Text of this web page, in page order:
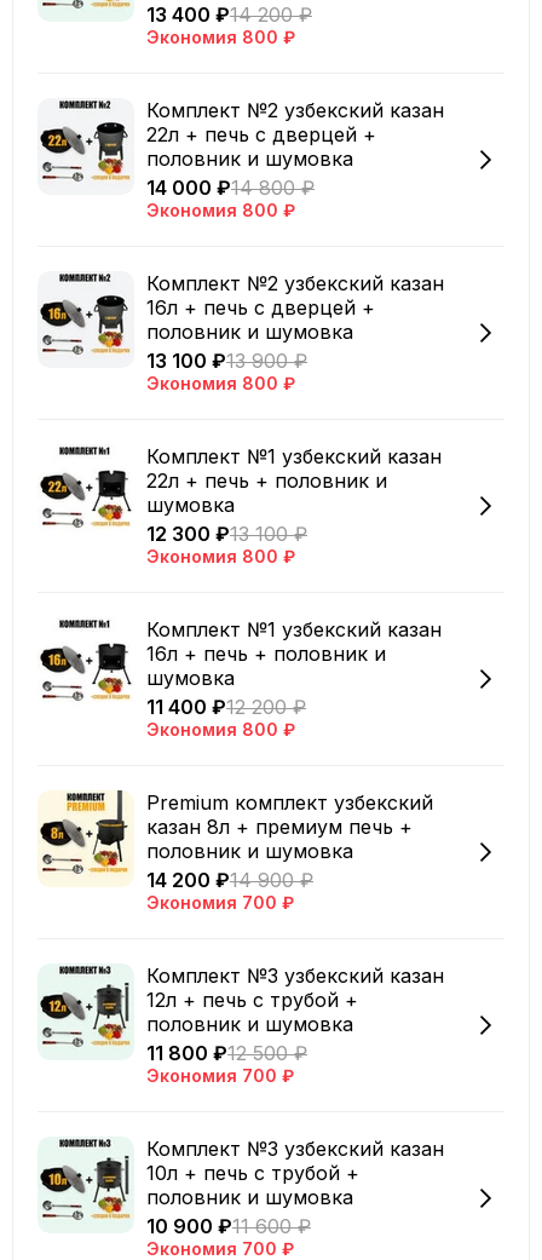
13 400 ₽14 200 ₽
Экономия 800 ₽
Комплект №2 узбекский казан
22л + печь с дверцей +
половник и шумовка
14 000 ₽14 800 ₽
Экономия 800 ₽
Комплект №2 узбекский казан
16л + печь с дверцей +
половник и шумовка
13 100 ₽13 900 ₽
Экономия 800 ₽
Комплект №1 узбекский казан
22л + печь + половник и
шумовка
12 300 ₽13 100 ₽
Экономия 800 ₽
Комплект №1 узбекский казан
16л + печь + половник и
шумовка
11 400 ₽12 200 ₽
Экономия 800 ₽
Premium комплект узбекский
казан 8л + премиум печь +
половник и шумовка
14 200 ₽14 900 ₽
Экономия 700 ₽
Комплект №3 узбекский казан
12л + печь с трубой +
половник и шумовка
11 800 ₽12 500 ₽
Экономия 700 ₽
Комплект №3 узбекский казан
10л + печь с трубой +
половник и шумовка
10 900 ₽11 600 ₽
Экономия 700 ₽